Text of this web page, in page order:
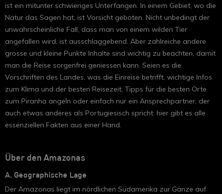
ist ein mitunter schwieriges Unterfangen. In einem Gebiet, wo die
Natur das Sagen hat, ist Vorsicht geboten. Nicht unbedingt der
unwahrscheinliche Fall, dass man von einem wilden Tier
angefallen wird, ist ausschlaggebend. Aber zahlreiche andere
grosse und kleine Punkte Inhalte sind wichtig zu beachten, damit
man die Reise sorgenfrei geniessen kann. Seien es die
Vorschriften des Landes, was die Einreise betrifft, wichtige Infos
zum Klima und der besten Reisezeit, Tipps für die besten Orte
zum Piranha angeln oder einfach nur ein Ansprechpartner, der
auch etwas anderes als Portugiesisch spricht: hier gibt es alle
essenziellen Fakten aus einer Hand.
Über den Amazonas
A. Geographische Lage
Der Amazonas liegt im nördlichen Südamerika zur Gänze auf